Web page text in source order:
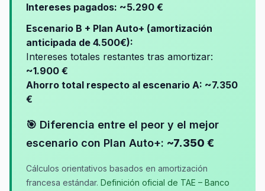
Intereses pagados: ~5.290 €
Escenario B + Plan Auto+ (amortización
anticipada de 4.500€):
Intereses totales restantes tras amortizar:
~1.900 €
Ahorro total respecto al escenario A: ~7.350
€
🎯 Diferencia entre el peor y el mejor
escenario con Plan Auto+: ~7.350 €
Cálculos orientativos basados en amortización
francesa estándar. Definición oficial de TAE – Banco